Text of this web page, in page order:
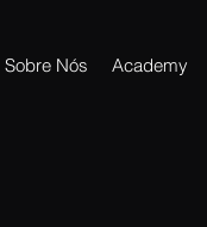
Sobre Nós Academy